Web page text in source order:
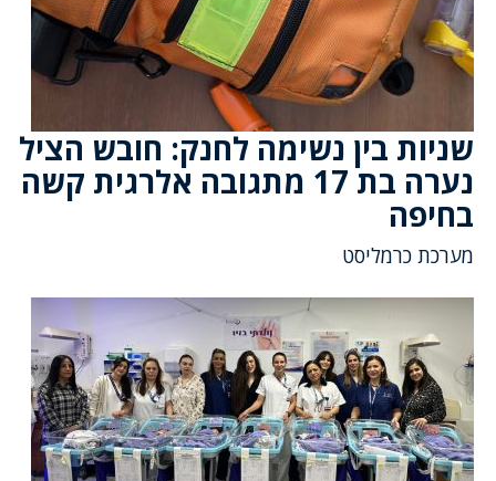
שניות בין נשימה לחנק: חובש הציל
נערה בת 17 מתגובה אלרגית קשה
בחיפה
מערכת כרמליסט